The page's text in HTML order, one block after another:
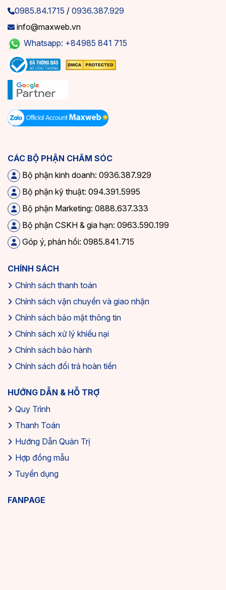
0985.84.1715 / 0936.387.929
info@maxweb.vn
Whatsapp: +84985 841 715
CÁC BỘ PHẬN CHĂM SÓC
Bộ phận kinh doanh: 0936.387.929
Bộ phận kỹ thuật: 094.391.5995
Bộ phận Marketing: 0888.637.333
Bộ phận CSKH & gia hạn: 0963.590.199
Góp ý, phản hồi: 0985.841.715
CHÍNH SÁCH
Chính sách thanh toán
Chính sách vận chuyển và giao nhận
Chính sách bảo mật thông tin
Chính sách xử lý khiếu nại
Chính sách bảo hành
Chính sách đổi trả hoàn tiền
HƯỚNG DẪN & HỖ TRỢ
Quy Trình
Thanh Toán
Hướng Dẫn Quản Trị
Hợp đồng mẫu
Tuyển dụng
FANPAGE